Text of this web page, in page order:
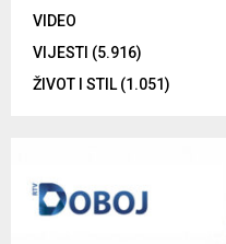
VIDEO
VIJESTI (5.916)
ŽIVOT I STIL(1.051)